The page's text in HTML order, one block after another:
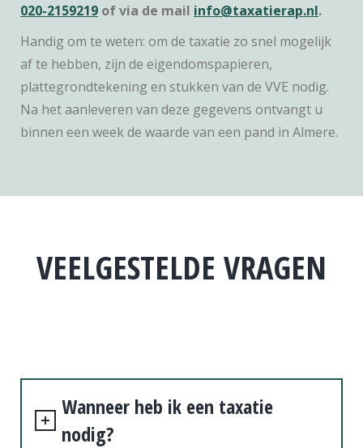
020-2159219 of via de mail info@taxatierap.nl.
Handig om te weten: om de taxatie zo snel mogelijk
af te hebben, zijn de eigendomspapieren,
plattegrondtekening en stukken van de VVE nodig.
Na het aanleveren van deze gegevens ontvangt u
binnen een week de waarde van een pand in Almere.
VEELGESTELDE VRAGEN
Wanneer heb ik een taxatie
nodig?